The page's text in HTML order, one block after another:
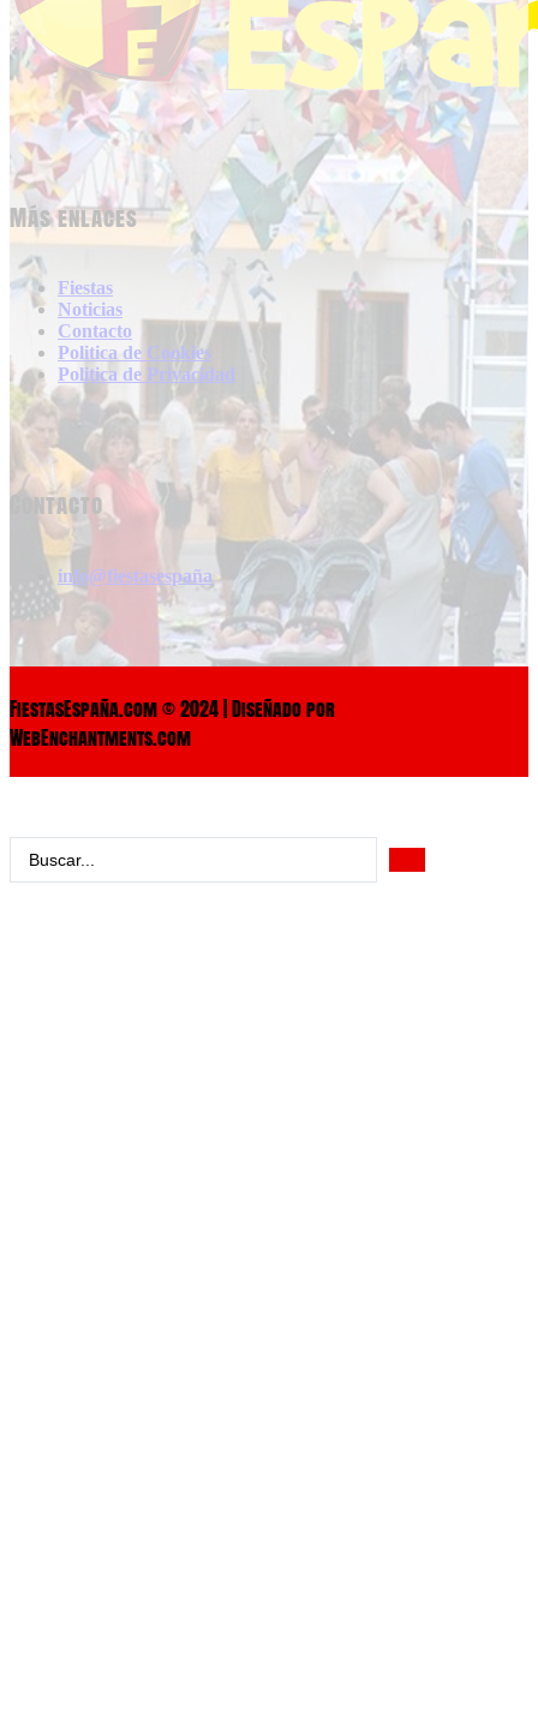
Más enlaces
Fiestas
Noticias
Contacto
Politica de Cookies
Politica de Privacidad
Contacto
info@fiestasespaña
FiestasEspaña.com © 2024 | Diseñado por
WebEnchantments.com